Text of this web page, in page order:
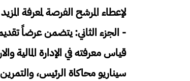
لإعطاء المرشح الفرصة لمعرفة
- الجزء الثاني: يتضمن عرضاً
قياس معرفته في الإدارة المالية
سيناريو محاكاة الرئيس، والتمرين